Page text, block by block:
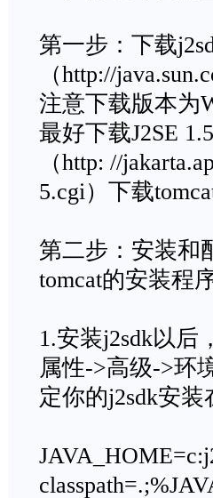
第一步：下载
（http://
注意下载版本为
最好下载J2SE
（http: //
5.cgi）下载
第二步：安装和
tomcat的安装程
1.安装j2sdk以后
属性->高级->环
定你的j2sdk安装